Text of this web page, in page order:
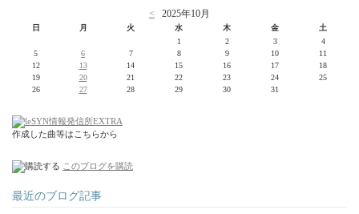
< 2025年10月
日 月 火 水 木 金
土
1
2 3
4
5
6 7 8 9 10
11
12
13 14 15 16 17
18
19
20 21 22 23 24
25
26
27 28 29 30 31
作成した曲等はこちらから
このブログを購読
最近のブログ記事